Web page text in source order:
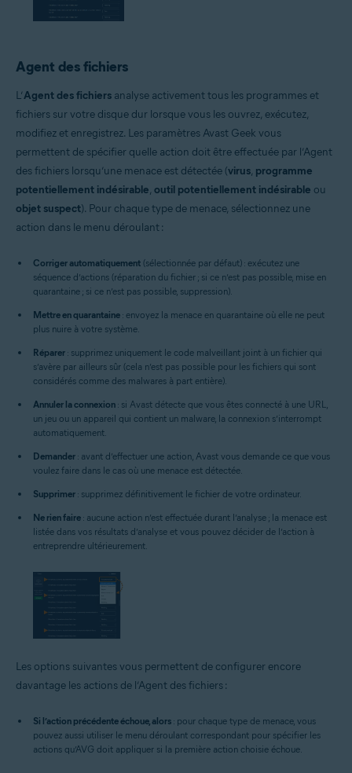
Agent des fichiers
L’Agent des fichiers analyse activement tous les programmes et
fichiers sur votre disque dur lorsque vous les ouvrez, exécutez,
modifiez et enregistrez. Les paramètres Avast Geek vous
permettent de spécifier quelle action doit être effectuée par l’Agent
des fichiers lorsqu’une menace est détectée (virus, programme
potentiellement indésirable, outil potentiellement indésirable ou
objet suspect). Pour chaque type de menace, sélectionnez une
action dans le menu déroulant :
Corriger automatiquement (sélectionnée par défaut) : exécutez une
séquence d’actions (réparation du fichier ; si ce n’est pas possible, mise en
quarantaine ; si ce n’est pas possible, suppression).
Mettre en quarantaine : envoyez la menace en quarantaine où elle ne peut
plus nuire à votre système.
Réparer : supprimez uniquement le code malveillant joint à un fichier qui
s’avère par ailleurs sûr (cela n’est pas possible pour les fichiers qui sont
considérés comme des malwares à part entière).
Annuler la connexion : si Avast détecte que vous êtes connecté à une URL,
un jeu ou un appareil qui contient un malware, la connexion s’interrompt
automatiquement.
Demander : avant d’effectuer une action, Avast vous demande ce que vous
voulez faire dans le cas où une menace est détectée.
Supprimer : supprimez définitivement le fichier de votre ordinateur.
Ne rien faire : aucune action n’est effectuée durant l’analyse ; la menace est
listée dans vos résultats d’analyse et vous pouvez décider de l’action à
entreprendre ultérieurement.
Les options suivantes vous permettent de configurer encore
davantage les actions de l’Agent des fichiers :
Si l’action précédente échoue, alors : pour chaque type de menace, vous
pouvez aussi utiliser le menu déroulant correspondant pour spécifier les
actions qu’AVG doit appliquer si la première action choisie échoue.